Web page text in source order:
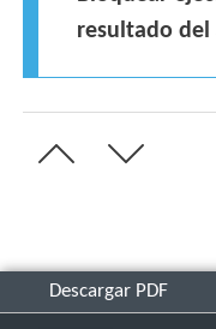
resultado del
Descargar PDF